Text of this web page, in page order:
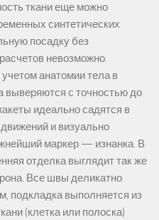
ткани еще можно
синтетических
посадку без
невозможно.
анатомии тела в
выверяются с точностью до
идеально садятся в
и визуально
маркер — изнанка. В
отделка выглядит так же
Все швы деликатно
подкладка выполняется из
(клетка или полоска)